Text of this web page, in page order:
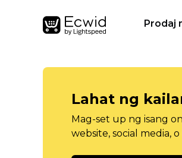
Prodaj
Lahat ng
Mag-set up ng isang
website, social media,